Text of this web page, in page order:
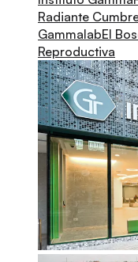
Radiante
GammalabEl
Reproductiva